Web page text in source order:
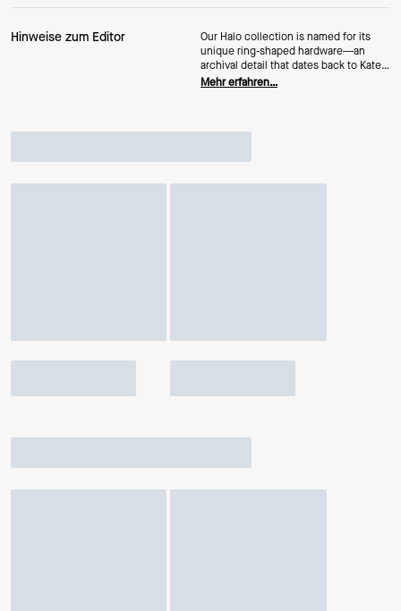
Hinweise zum Editor
Our Halo collection is named for its
unique ring-shaped hardware—an
archival detail that dates back to Kate
and Andy Spade's early days in
Mehr erfahren…